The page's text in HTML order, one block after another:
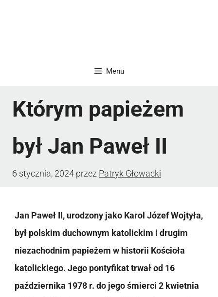
Menu
Którym papieżem
był Jan Paweł II
6 stycznia, 2024 przez Patryk Głowacki
Jan Paweł II, urodzony jako Karol Józef Wojtyła,
był polskim duchownym katolickim i drugim
niezachodnim papieżem w historii Kościoła
katolickiego. Jego pontyfikat trwał od 16
października 1978 r. do jego śmierci 2 kwietnia